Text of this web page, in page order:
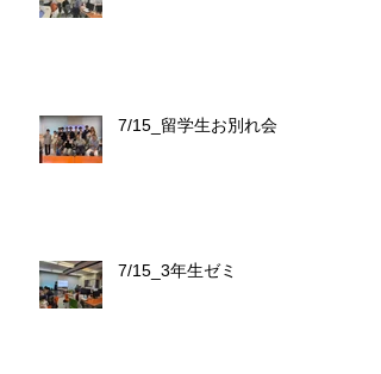
7/15_留学生お別れ会
7/15_3年生ゼミ